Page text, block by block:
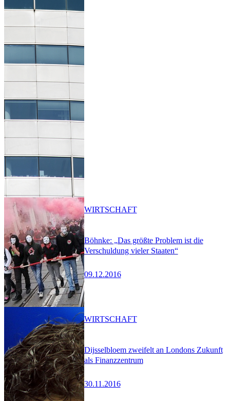
Böhnke: „Das größte Problem ist die
Verschuldung vieler Staaten“
09.12.2016
WIRTSCHAFT
Dijsselbloem zweifelt an Londons Zukunft
als Finanzzentrum
30.11.2016
WIRTSCHAFT